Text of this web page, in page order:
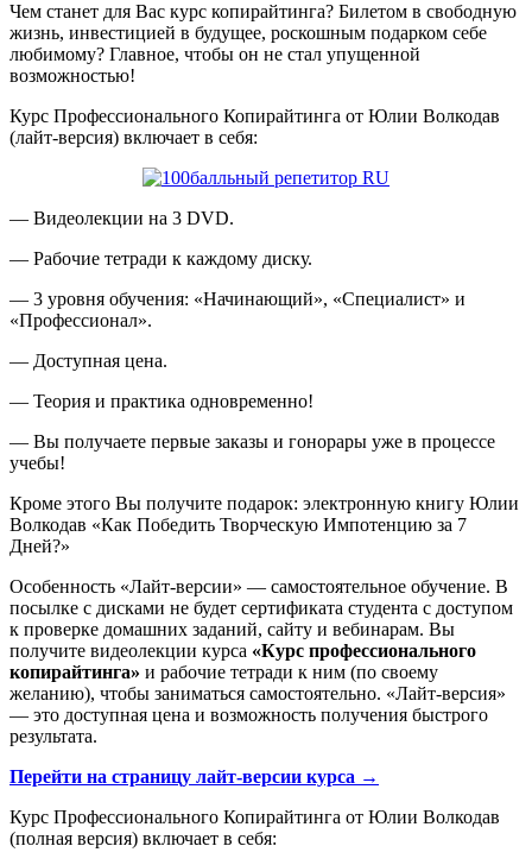
Чем станет для Вас курс копирайтинга? Билетом в свободную
жизнь, инвестицией в будущее, роскошным подарком себе
любимому? Главное, чтобы он не стал упущенной
возможностью!
Курс Профессионального Копирайтинга от Юлии Волкодав
(лайт-версия) включает в себя:
— Видеолекции на 3 DVD.
— Рабочие тетради к каждому диску.
— 3 уровня обучения: «Начинающий», «Специалист» и
«Профессионал».
— Доступная цена.
— Теория и практика одновременно!
— Вы получаете первые заказы и гонорары уже в процессе
учебы!
Кроме этого Вы получите подарок: электронную книгу Юлии
Волкодав «Как Победить Творческую Импотенцию за 7
Дней?»
Особенность «Лайт-версии» — самостоятельное обучение. В
посылке с дисками не будет сертификата студента с доступом
к проверке домашних заданий, сайту и вебинарам. Вы
получите видеолекции курса «Курс профессионального
копирайтинга» и рабочие тетради к ним (по своему
желанию), чтобы заниматься самостоятельно. «Лайт-версия»
— это доступная цена и возможность получения быстрого
результата.
Перейти на страницу лайт-версии курса →
Курс Профессионального Копирайтинга от Юлии Волкодав
(полная версия) включает в себя: